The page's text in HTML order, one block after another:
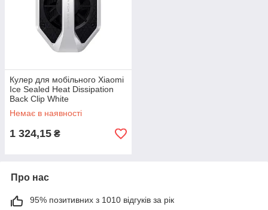
Кулер для мобільного Xiaomi
Ice Sealed Heat Dissipation
Back Clip White
Немає в наявності
1 324,15 ₴
Про нас
95% позитивних з 1010 відгуків за рік